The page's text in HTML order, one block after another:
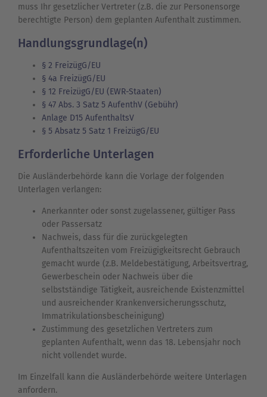
muss Ihr gesetzlicher Vertreter (z.B. die zur Personensorge
berechtigte Person) dem geplanten Aufenthalt zustimmen.
Handlungsgrundlage(n)
§ 2 FreizügG/EU
§ 4a FreizügG/EU
§ 12 FreizügG/EU (EWR-Staaten)
§ 47 Abs. 3 Satz 5 AufenthV (Gebühr)
Anlage D15 AufenthaltsV
§ 5 Absatz 5 Satz 1 FreizügG/EU
Erforderliche Unterlagen
Die Ausländerbehörde kann die Vorlage der folgenden
Unterlagen verlangen:
Anerkannter oder sonst zugelassener, gültiger Pass
oder Passersatz
Nachweis, dass für die zurückgelegten
Aufenthaltszeiten vom Freizügigkeitsrecht Gebrauch
gemacht wurde (z.B. Meldebestätigung, Arbeitsvertrag,
Gewerbeschein oder Nachweis über die
selbstständige Tätigkeit, ausreichende Existenzmittel
und ausreichender Krankenversicherungsschutz,
Immatrikulationsbescheinigung)
Zustimmung des gesetzlichen Vertreters zum
geplanten Aufenthalt, wenn das 18. Lebensjahr noch
nicht vollendet wurde.
Im Einzelfall kann die Ausländerbehörde weitere Unterlagen
anfordern.